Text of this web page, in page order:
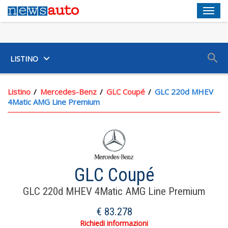
LISTINO
Listino Mercedes-Benz GLC Coupé
GLC 220d MHEV
4Matic AMG Line Premium
GLC Coupé
GLC 220d MHEV 4Matic AMG Line Premium
€ 83.278
Richiedi informazioni
Chiusura Centralizzata Scheda
Portabicchiere Ai Sedili Anteriori
Schermo Display Touch Screen, Plancia Centrale 1, 30,2,
Indic. Pressione Insuff. Pneumatici Display Pressione E
Sensore Sul Cerchio
Pannello Strumenti Con Schermo Tft Riconfigurabile